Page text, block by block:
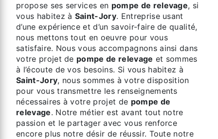
propose ses services en pompe de relevage, si
vous habitez à Saint-Jory. Entreprise usant
d’une expérience et d’un savoir-faire de qualité,
nous mettons tout en oeuvre pour vous
satisfaire. Nous vous accompagnons ainsi dans
votre projet de pompe de relevage et sommes
à l’écoute de vos besoins. Si vous habitez à
Saint-Jory, nous sommes à votre disposition
pour vous transmettre les renseignements
nécessaires à votre projet de pompe de
relevage. Notre métier est avant tout notre
passion et le partager avec vous renforce
encore plus notre désir de réussir. Toute notre